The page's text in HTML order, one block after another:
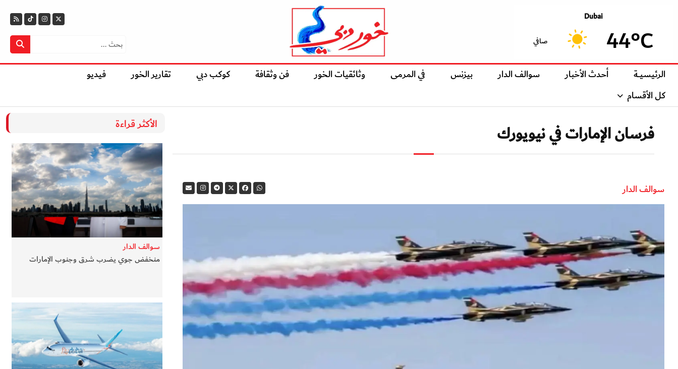
Dubai
44°C صافي
الرئيسيــة أحدث الأخبار سوالف الدار بيزنس في المرمى وثائقيات الخور فن وثقافة كوكب دبي تقارير الخور
فيديو
كل الأقسام
فرسان الإمارات في نيويورك
سوالف الدار
الأكثر قراءة
سوالف الدار
منخفض جوي يضرب شرق وجنوب الإمارات